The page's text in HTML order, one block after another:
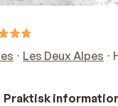
Les Deux Alpes
Praktisk